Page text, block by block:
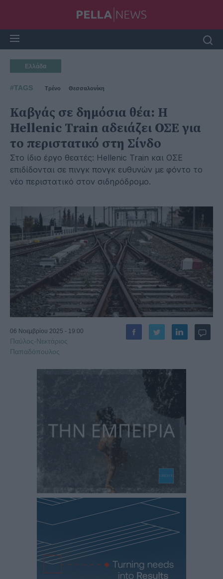
Ελλάδα
#TAGS Τρένο Θεσσαλονίκη
Καβγάς σε δημόσια θέα: Η
Hellenic Train αδειάζει ΟΣΕ για
το περιστατικό στη Σίνδο
Στο ίδιο έργο θεατές: Hellenic Train και ΟΣΕ
επιδίδονται σε πινγκ πονγκ ευθυνών με φόντο το
νέο περιστατικό στον σιδηρόδρομο.
06 Νοεμβρίου 2025 - 19:00
Παύλος-Νεκτάριος
Παπαδόπουλος